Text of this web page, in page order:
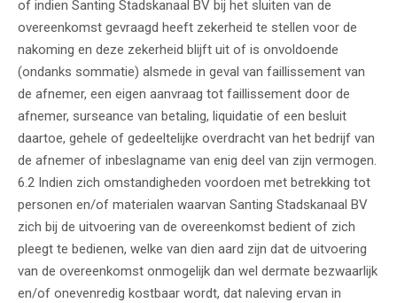
of indien Santing Stadskanaal BV bij het sluiten van de
overeenkomst gevraagd heeft zekerheid te stellen voor de
nakoming en deze zekerheid blijft uit of is onvoldoende
(ondanks sommatie) alsmede in geval van faillissement van
de afnemer, een eigen aanvraag tot faillissement door de
afnemer, surseance van betaling, liquidatie of een besluit
daartoe, gehele of gedeeltelijke overdracht van het bedrijf van
de afnemer of inbeslagname van enig deel van zijn vermogen.
6.2 Indien zich omstandigheden voordoen met betrekking tot
personen en/of materialen waarvan Santing Stadskanaal BV
zich bij de uitvoering van de overeenkomst bedient of zich
pleegt te bedienen, welke van dien aard zijn dat de uitvoering
van de overeenkomst onmogelijk dan wel dermate bezwaarlijk
en/of onevenredig kostbaar wordt, dat naleving ervan in